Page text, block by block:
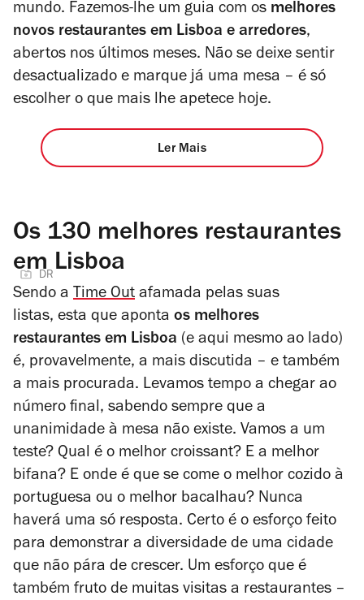
mundo. Fazemos-lhe um guia com os melhores
novos restaurantes em Lisboa e arredores,
abertos nos últimos meses. Não se deixe sentir
desactualizado e marque já uma mesa – é só
escolher o que mais lhe apetece hoje.
Ler Mais
Os 130 melhores restaurantes
em Lisboa
DR
Sendo a Time Out afamada pelas suas
listas, esta que aponta os melhores
restaurantes em Lisboa (e aqui mesmo ao lado)
é, provavelmente, a mais discutida – e também
a mais procurada. Levamos tempo a chegar ao
número final, sabendo sempre que a
unanimidade à mesa não existe. Vamos a um
teste? Qual é o melhor croissant? E a melhor
bifana? E onde é que se come o melhor cozido à
portuguesa ou o melhor bacalhau? Nunca
haverá uma só resposta. Certo é o esforço feito
para demonstrar a diversidade de uma cidade
que não pára de crescer. Um esforço que é
também fruto de muitas visitas a restaurantes –